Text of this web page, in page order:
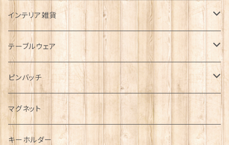
帽子
キャップ
ハンチング帽
キャスケット
ディアストーカー
Tシャツ
マフラー
タータン【Bronte by Moon】
タータン【Glencroft】
サッシュ
スカーフ
ORTAK
ブローチ
ペンダント
チャーム
その他のアクセサリー
インテリア雑貨
インテリア置物
ラブスプーン
ラブスプーン【SION LLEWELLYN】
ラブスプーン【PAUL CURTIS】
ファブリック
テーブルウェア
ティータオル
ペーパーナプキン
ティーコジー
ピンバッチ
ジェネラルデザイン
乗り物
ミリタリー
マグネット
キーホルダー